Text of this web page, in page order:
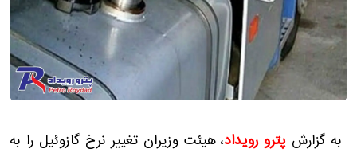
به گزارش پترو رویداد، هیئت وزیران تغییر نرخ گازوئیل را به